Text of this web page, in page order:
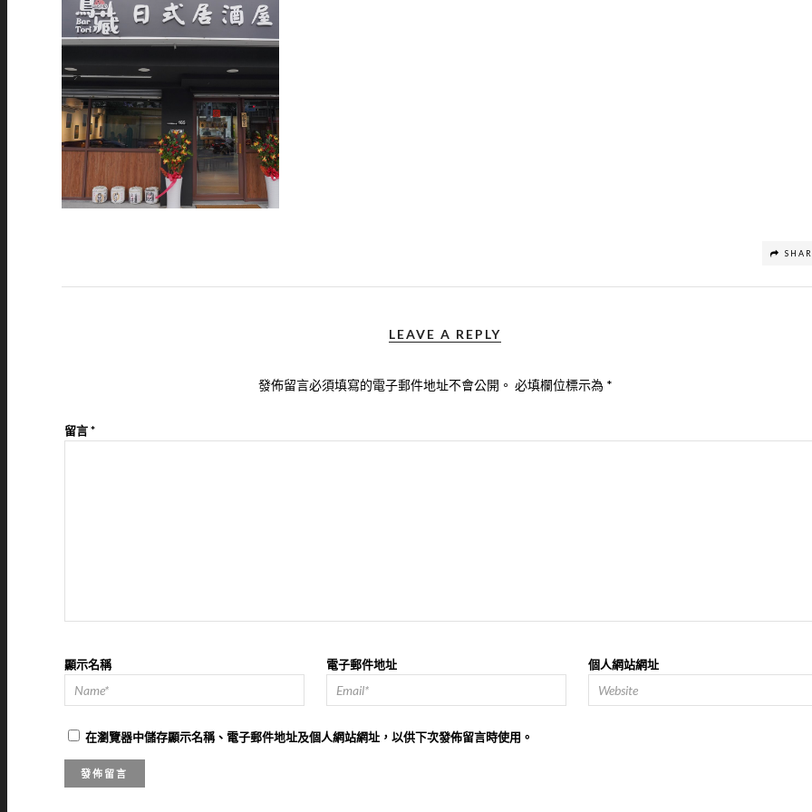
LEAVE A REPLY
發佈留言必須填寫的電子郵件地址不會公開。 必填欄位標示為 *
留言*
顯示名稱 電子郵件地址 個人網站網址
在瀏覽器中儲存顯示名稱、電子郵件地址及個人網站網址，以供下次發佈留言時使用。